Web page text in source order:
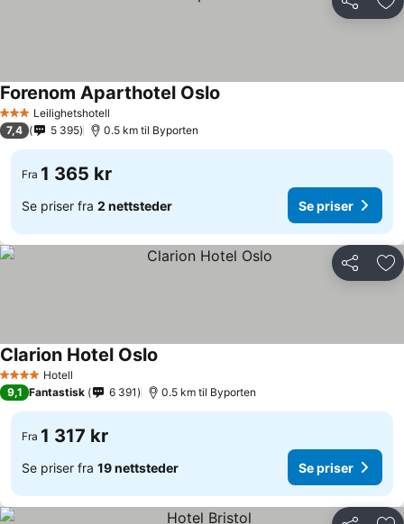
Del
3 StjernerLeilighetshotell
Forenom Aparthotel Oslo
7,4 5 395 0.5 km til Byporten
Fra 1 365 kr
Se priser fra 2 nettsteder Se priser
Del
4 StjernerHotell
Clarion Hotel Oslo
9,1 Fantastisk 6 391 0.5 km til Byporten
Fra 1 317 kr
Se priser fra 19 nettsteder Se priser